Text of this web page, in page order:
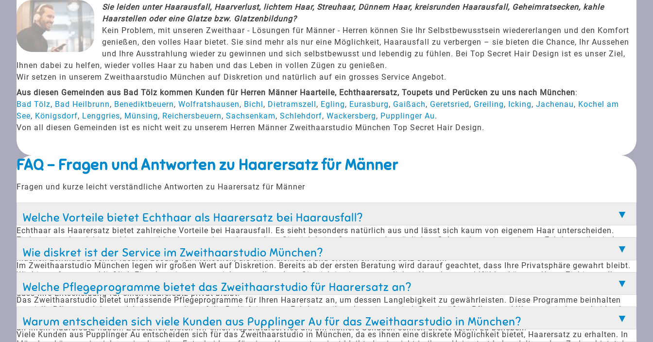
Sie leiden unter Haarausfall, Haarverlust, lichtem Haar, Streuhaar, Dünnem Haar, kreisrunden Haarausfall, Geheimratsecken, kahle
Haarstellen oder eine Glatze bzw. Glatzenbildung?
Kein Problem, mit unseren Zweithaar - Lösungen für Männer - Herren können Sie Ihr Selbstbewusstsein wiedererlangen und den Komfort
genießen, den volles Haar bietet. Sie sind mehr als nur eine Möglichkeit, Haarausfall zu verbergen – sie bieten die Chance, Ihr Aussehen
und Ihre Ausstrahlung wieder zu gewinnen und sich selbstbewusst und lebendig zu fühlen. Bei Top Secret Hair Design ist es unser Ziel,
Ihnen dabei zu helfen, wieder volles Haar zu haben und das Leben in vollen Zügen zu genießen.
Wir setzen in unserem Zweithaarstudio München auf Diskretion und natürlich auf ein grosses Service Angebot.
Aus diesen Gemeinden aus Bad Tölz kommen Kunden für Herren Männer Haarteile, Echthaarersatz, Toupets und Perücken zu uns nach München:
Bad Tölz, Bad Heilbrunn, Benediktbeuern, Wolfratshausen, Bichl, Dietramszell, Egling, Eurasburg, Gaißach, Geretsried, Greiling, Icking, Jachenau, Kochel am
See, Königsdorf, Lenggries, Münsing, Reichersbeuern, Sachsenkam, Schlehdorf, Wackersberg, Pupplinger Au.
Von all diesen Gemeinden ist es nicht weit zu unserem Herren Männer Zweithaarstudio München Top Secret Hair Design.
FAQ - Fragen und Antworten zu Haarersatz für Männer
Fragen und kurze leicht verständliche Antworten zu Haarersatz für Männer
Welche Vorteile bietet Echthaar als Haarersatz bei Haarausfall?
Echthaar als Haarersatz bietet zahlreiche Vorteile bei Haarausfall. Es sieht besonders natürlich aus und lässt sich kaum von eigenem Haar unterscheiden.
Zudem ist es langlebig und kann problemlos gestylt werden, sodass Sie sich keine Sorgen um den täglichen Gebrauch machen müssen. Echthaarteile sind
widerstandsfähig gegen Wasser, was bedeutet, dass Sie schwimmen, baden und duschen können, ohne den Haarersatz zu beschädigen. Diese Eigenschaften
machen Echthaar zu einer idealen Lösung für Menschen, die einen diskreten und effektiven Haarersatz suchen.
Wie diskret ist der Service im Zweithaarstudio München?
Im Zweithaarstudio München legen wir großen Wert auf Diskretion. Bereits ab der ersten Beratung wird darauf geachtet, dass Ihre Privatsphäre gewahrt bleibt.
Wir bieten fast ausschließlich Einzeltermine an, um sicherzustellen, dass Sie sich in einer vertraulichen Umgebung wohlfühlen können. Unser Ziel ist es, Ihnen
einen Service zu bieten, der Ihre Bedürfnisse respektiert und Ihnen gleichzeitig die bestmögliche Lösung für Ihren Haarersatz bietet. So können Sie sicher sein,
dass Ihre Entscheidung für einen Haarersatz privat bleibt.
Welche Pflegeprogramme bietet das Zweithaarstudio für Haarersatz an?
Das Zweithaarstudio bietet umfassende Pflegeprogramme für Ihren Haarersatz an, um dessen Langlebigkeit zu gewährleisten. Diese Programme beinhalten
spezielle Pflegeprodukte und Anleitungen, die auf die Bedürfnisse von Echthaarteilen abgestimmt sind. Regelmäßige Pflege und Wartung sind entscheidend,
um die Qualität und das Aussehen des Haarersatzes zu erhalten. Unser Team steht Ihnen mit Rat und Tat zur Seite, um sicherzustellen, dass Sie lange Freude
an Ihrem Haarersatz haben. Zusätzlich bieten wir einen Reparaturservice an, um kleinere Schäden schnell und effizient zu beheben.
Warum entscheiden sich viele Kunden aus Pupplinger Au für das Zweithaarstudio in München?
Viele Kunden aus Pupplinger Au entscheiden sich für das Zweithaarstudio in München, da es ihnen eine diskrete Möglichkeit bietet, Haarersatz zu erhalten. In